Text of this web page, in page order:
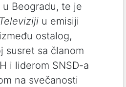
Beogradu, te je
u emisiji
ostalog,
susret sa članom
i liderom SNSD-a
na svečanosti